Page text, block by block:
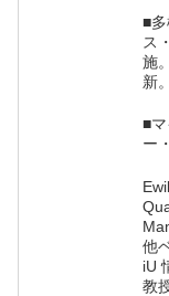
■
ス
施
新。
■
ー
他
iU
教